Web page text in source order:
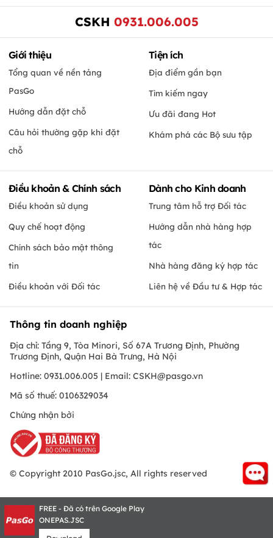
CSKH 0931.006.005
Giới thiệu
Tổng quan về nền tảng
PasGo
Hướng dẫn đặt chỗ
Câu hỏi thường gặp khi đặt
chỗ
Tiện ích
Địa điểm gần bạn
Tìm kiếm ngay
Ưu đãi đang Hot
Khám phá các Bộ sưu tập
Điều khoản & Chính sách
Điều khoản sử dụng
Quy chế hoạt động
Chính sách bảo mật thông
tin
Điều khoản với Đối tác
Dành cho Kinh doanh
Trung tâm hỗ trợ Đối tác
Hướng dẫn nhà hàng hợp
tác
Nhà hàng đăng ký hợp tác
Liên hệ về Đầu tư & Hợp tác
Thông tin doanh nghiệp
Địa chỉ: Tầng 9, Tòa Minori, Số 67A Trương Định, Phường
Trương Định, Quận Hai Bà Trưng, Hà Nội
Hotline: 0931.006.005 | Email: CSKH@pasgo.vn
Mã số thuế: 0106329034
Chứng nhận bởi
© Copyright 2010 PasGo.jsc, All rights reserved
FREE - Đã có trên Google Play
ONEPAS.JSC